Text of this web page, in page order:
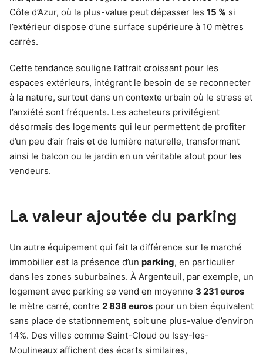
Côte d’Azur, où la plus-value peut dépasser les 15 % si
l’extérieur dispose d’une surface supérieure à 10 mètres
carrés.
Cette tendance souligne l’attrait croissant pour les
espaces extérieurs, intégrant le besoin de se reconnecter
à la nature, surtout dans un contexte urbain où le stress et
l’anxiété sont fréquents. Les acheteurs privilégient
désormais des logements qui leur permettent de profiter
d’un peu d’air frais et de lumière naturelle, transformant
ainsi le balcon ou le jardin en un véritable atout pour les
vendeurs.
La valeur ajoutée du parking
Un autre équipement qui fait la différence sur le marché
immobilier est la présence d’un parking, en particulier
dans les zones suburbaines. À Argenteuil, par exemple, un
logement avec parking se vend en moyenne 3 231 euros
le mètre carré, contre 2 838 euros pour un bien équivalent
sans place de stationnement, soit une plus-value d’environ
14%. Des villes comme Saint-Cloud ou Issy-les-
Moulineaux affichent des écarts similaires,